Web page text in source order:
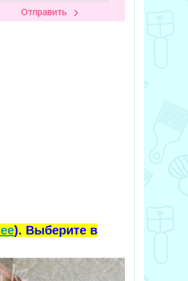
). Выберите в